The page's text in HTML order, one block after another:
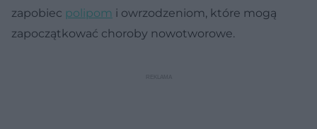
zapobiec polipom i owrzodzeniom, które mogą
zapoczątkować choroby nowotworowe.